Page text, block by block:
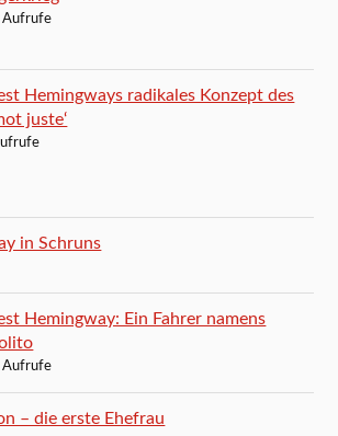
Aufrufe
Hemingways radikales Konzept des
juste‘
in Schruns
Hemingway: Ein Fahrer namens
Aufrufe
– die erste Ehefrau